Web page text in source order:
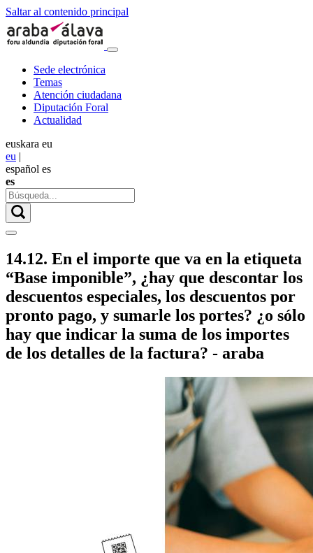
Saltar al contenido principal
Sede electrónica
Temas
Atención ciudadana
Diputación Foral
Actualidad
euskara eu
eu |
español es
es
14.12. En el importe que va en la etiqueta
“Base imponible”, ¿hay que descontar los
descuentos especiales, los descuentos por
pronto pago, y sumarle los portes? ¿o sólo
hay que indicar la suma de los importes
de los detalles de la factura? - araba